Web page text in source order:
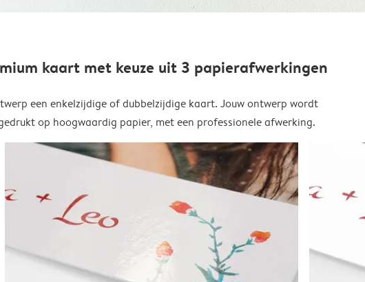
kaart met keuze uit 3 papierafwerkingen
een enkelzijdige of dubbelzijdige kaart. Jouw ontwerp wordt
op hoogwaardig papier, met een professionele afwerking.